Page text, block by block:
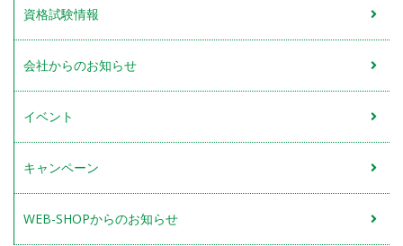
資格試験情報
会社からのお知らせ
イベント
キャンペーン
WEB-SHOPからのお知らせ